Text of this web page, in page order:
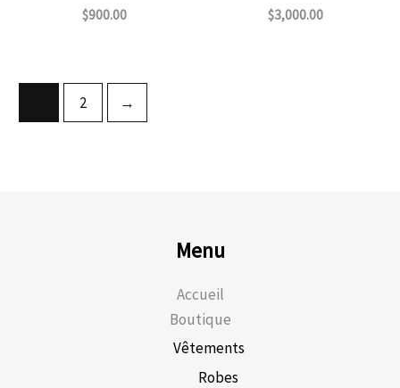
$900.00 $3,000.00
2 →
Menu
Accueil
Boutique
Vêtements
Robes